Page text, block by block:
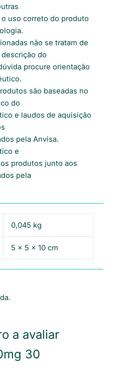
uso correto do produto
não se tratam de
do
procure orientação
são baseadas no
do
e laudos de aquisição
pela Anvisa.
e
produtos junto aos
pela
0,045 kg
5 × 5 × 10 cm
a avaliar
30